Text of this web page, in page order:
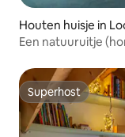
Houten huisje in
Een natuuruitje
Superhost
Superhost